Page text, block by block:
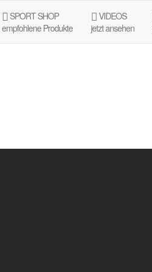
SPORT SHOP
empfohlene Produkte
VIDEOS
jetzt ansehen